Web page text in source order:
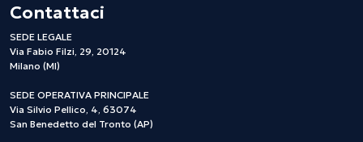
Contattaci
SEDE LEGALE
Via Fabio Filzi, 29, 20124
Milano (MI)
SEDE OPERATIVA PRINCIPALE
Via Silvio Pellico, 4, 63074
San Benedetto del Tronto (AP)